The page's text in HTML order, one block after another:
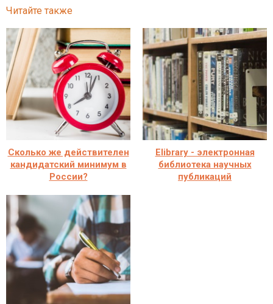
Читайте также
Сколько же действителен
кандидатский минимум в
России?
Elibrary - электронная
библиотека научных
публикаций